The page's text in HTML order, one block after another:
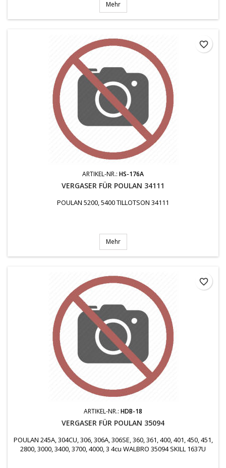
Mehr
ARTIKEL-NR.: HS-176A
VERGASER FÜR POULAN 34111
POULAN 5200, 5400 TILLOTSON 34111
Mehr
favorite_border
ARTIKEL-NR.: HDB-18
VERGASER FÜR POULAN 35094
POULAN 245A, 304CU, 306, 306A, 306SE, 360, 361, 400, 401, 450, 451,
2800, 3000, 3400, 3700, 4000, 3 4cu WALBRO 35094 SKILL 1637U
favorite_border